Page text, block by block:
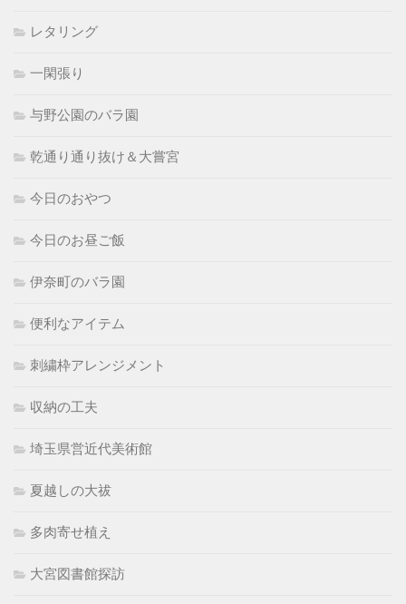
レタリング
一閑張り
与野公園のバラ園
乾通り通り抜け＆大嘗宮
今日のおやつ
今日のお昼ご飯
伊奈町のバラ園
便利なアイテム
刺繍枠アレンジメント
収納の工夫
埼玉県営近代美術館
夏越しの大祓
多肉寄せ植え
大宮図書館探訪